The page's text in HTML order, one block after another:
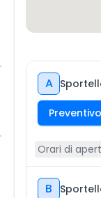
A
Preventivo
Orari di
B